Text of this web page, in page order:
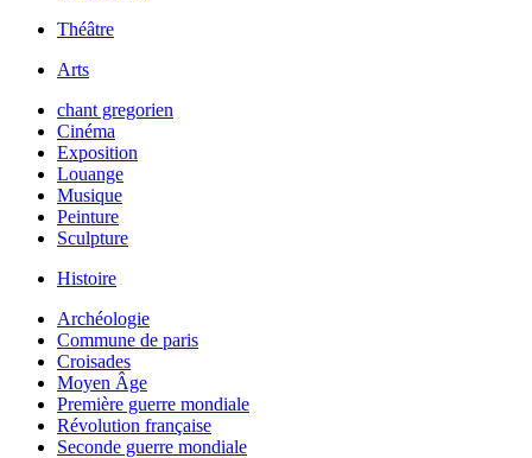
Théâtre
Arts
chant gregorien
Cinéma
Exposition
Louange
Musique
Peinture
Sculpture
Histoire
Archéologie
Commune de paris
Croisades
Moyen Âge
Première guerre mondiale
Révolution française
Seconde guerre mondiale